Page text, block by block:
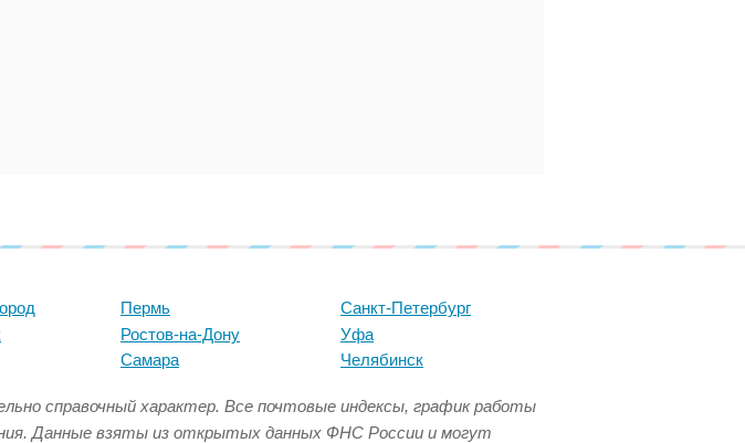
Пермь
Ростов-на-Дону
Самара
Санкт-Петербург
Уфа
Челябинск
справочный характер. Все почтовые индексы, график работы
Данные взяты из открытых данных ФНС России и могут